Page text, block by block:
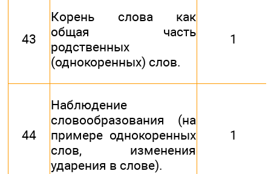
43
Корень слова как
общая часть
родственных
(однокоренных) слов.
1
44
Наблюдение
словообразования (на
примере однокоренных
слов, изменения
ударения в слове).
1